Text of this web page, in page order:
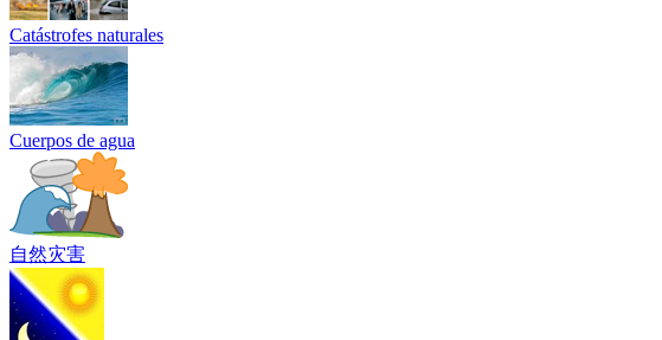
Catástrofes naturales
Cuerpos de agua
自然灾害